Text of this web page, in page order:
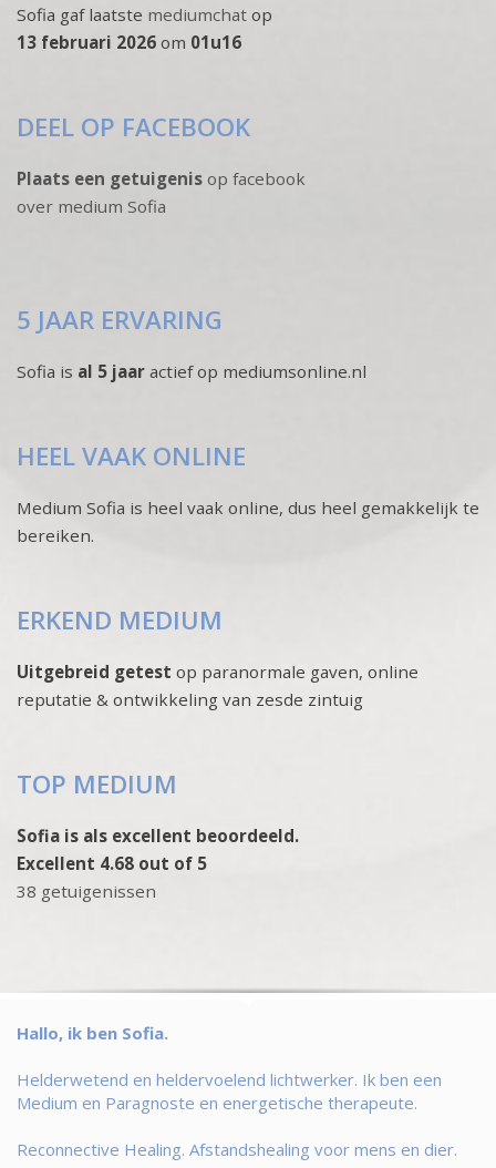
Sofia gaf laatste mediumchat op
13 februari 2026 om 01u16
DEEL OP FACEBOOK
Plaats een getuigenis op facebook
over medium Sofia
5 JAAR ERVARING
Sofia is al 5 jaar actief op mediumsonline.nl
HEEL VAAK ONLINE
Medium Sofia is heel vaak online, dus heel gemakkelijk te
bereiken.
ERKEND MEDIUM
Uitgebreid getest op paranormale gaven, online
reputatie & ontwikkeling van zesde zintuig
TOP MEDIUM
Sofia is als excellent beoordeeld.
Excellent 4.68 out of 5
38 getuigenissen
Hallo, ik ben Sofia.
Helderwetend en heldervoelend lichtwerker. Ik ben een
Medium en Paragnoste en energetische therapeute.
Reconnective Healing. Afstandshealing voor mens en dier.